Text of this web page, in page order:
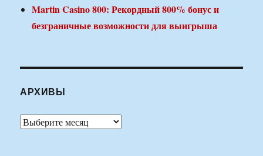
Martin Casino 800: Рекордный 800% бонус и
безграничные возможности для выигрыша
АРХИВЫ
Архивы